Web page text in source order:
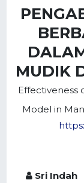
MUDIK
Effectiveness
Model in
Sri Indah